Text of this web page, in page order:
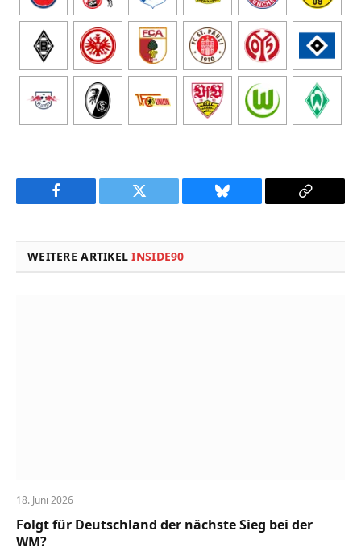
Facebook Twitter Bluesky
Copy
WEITERE ARTIKELINSIDE90
18. Juni 2026
Folgt für Deutschland der nächste Sieg bei der
WM?